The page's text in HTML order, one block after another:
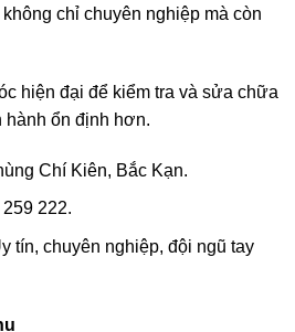
chỉ chuyên nghiệp mà còn
hiện đại để kiểm tra và sửa chữa
hành ổn định hơn.
Chí Kiên, Bắc Kạn.
222.
tín, chuyên nghiệp, đội ngũ tay